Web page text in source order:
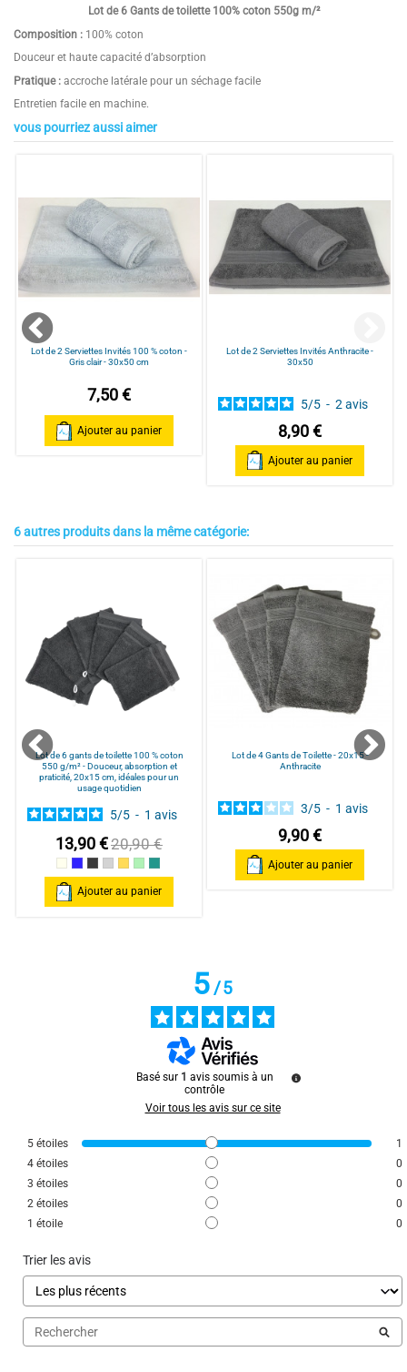
Lot de 6 Gants de toilette 100% coton 550g m/²
Composition : 100% coton
Douceur et haute capacité d’absorption
Pratique : accroche latérale pour un séchage facile
Entretien facile en machine.
Composition 100% coton
lot de 6
5
Basé sur
avis soumis à un
contrôle
Voir tous les avis sur ce site
4 étoiles
3étoiles
Trier les avis
Avis du04/08/2025 , suite à une expérience du27/07/2025 parJEAN
JACQUES L.
Utile (0) Signaler
vous pourriez aussi aimer
Lot de 2 Serviettes Invités 100 % coton -
Gris clair - 30x50 cm
7,50 €
Ajouter au panier
Lot de 2 Serviettes Invités Anthracite -
30x50
5/5 - 2avis
8,90 €
Ajouter au panier
6 autres produits dans la même catégorie:
Lot de 6 gants de toilette 100 % coton
550 g/m² - Douceur, absorption et
praticité, 20x15 cm, idéales pour un
usage quotidien
5/5 - 1 avis
13,90 €20,90 €
BeigeMarineGris Foncé
gris clair
ocreVert d'eau
Turquoise foncé
Ajouter au panier
Lot de 4 Gants de Toilette - 20x15 -
Anthracite
3/5 - 1 avis
9,90 €
Ajouter au panier
5/5
Basé sur 1 avis soumis à un
contrôle
Voir tous les avis sur ce site
5 étoiles
1
4 étoiles
0
3 étoiles
0
2 étoiles
0
1 étoile 0
Trier les avis